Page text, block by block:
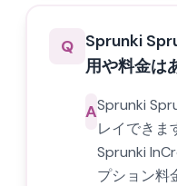
Q Sprunki
用や料金は
ASprunki
レイできま
Sprunki
プション料